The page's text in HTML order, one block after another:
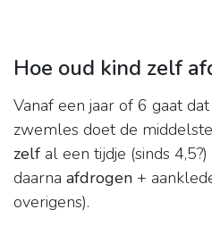
Hoe oud kind zelf
Vanaf een jaar of 6 gaat
zwemles doet de
zelf al een tijdje (sinds
daarna afdrogen +
overigens).